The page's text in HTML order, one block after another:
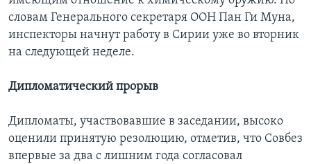
словам Генерального секретаря ООН Пан Ги Муна,
инспекторы начнут работу в Сирии уже во вторник
на следующей неделе.
Дипломатический прорыв
Дипломаты, участвовавшие в заседании, высоко
оценили принятую резолюцию, отметив, что Совбез
впервые за два с лишним года согласовал